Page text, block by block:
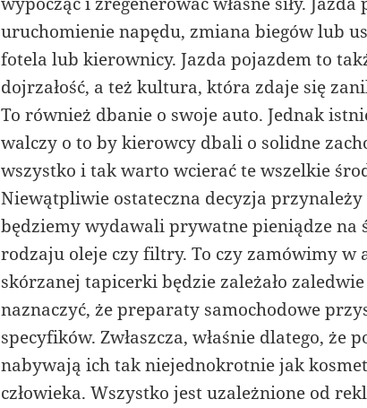
uruchomienie napędu, zmiana biegów lub
fotela lub kierownicy. Jazda pojazdem to
dojrzałość, a też kultura, która zdaje się
To również dbanie o swoje auto. Jednak
walczy o to by kierowcy dbali o solidne
wszystko i tak warto wcierać te wszelkie
Niewątpliwie ostateczna decyzja przynależy
będziemy wydawali prywatne pieniądze na
rodzaju oleje czy filtry. To czy zamówimy
skórzanej tapicerki będzie zależało
naznaczyć, że preparaty samochodowe
specyfików. Zwłaszcza, właśnie dlatego, że
nabywają ich tak niejednokrotnie jak
człowieka. Wszystko jest uzależnione od